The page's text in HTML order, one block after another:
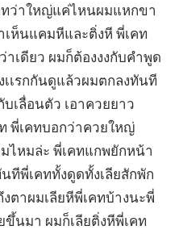
ทว่าใหญ่แค่ไหนผมแหกขา
ห็นแคมหีและติ่งหี พี่เคท
เดียว ผมก็ต้องงงกับคำพูด
เรกกันดูแล้วผมตกลงทันที
บเลื่อนตัว เอาควยยาว
พี่เคทบอกว่าควยใหญ่
ไหมล่ะ พี่เคทแกพยักหน้า
ทีพี่เคททั้งดูดทั้งเลียสักพัก
ตาผมเลียหีพี่เคทบ้างนะพี่
ขึ้นมา ผมก็เลียติ่งหีพี่เคท